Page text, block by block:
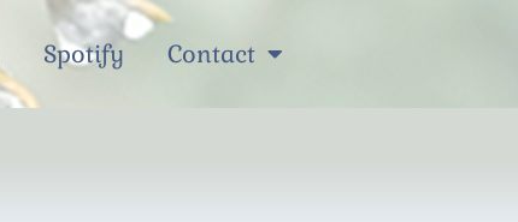
Spotify Contact